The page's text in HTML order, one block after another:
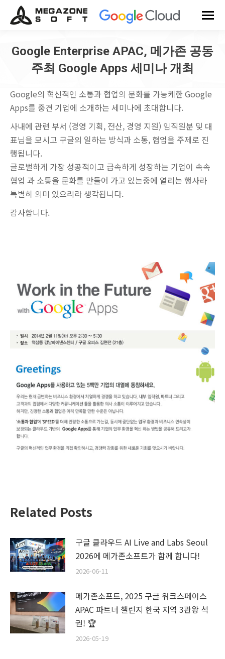
Google Enterprise APAC, 메가존 공동
주최 Google Apps 세미나 개최
Google의 혁신적인 소통과 협업의 문화를 가능케한 Google
Apps를 중견 기업에 소개하는 세미나에 초대합니다.
사내에 관련 부서 (경영 기획, 전산, 경영 지원) 임직원분 및 대
표님을 모시고 구글의 일하는 방식과 소통, 협업을 주제로 진
행됩니다.
글로벌하게 가장 성공적이고 급속하게 성장하는 기업이 속속
협업 과 소통을 문화를 만들어 가고 있는중에 열리는 행사라
특별히 의미 있으리라 생각됩니다.
감사합니다.
Related Posts
구글 클라우드 AI Live and Labs Seoul
2026에 메가존소프트가 함께 합니다!
2026-06-11
메가존소프트, 2025 구글 워크스페이스
APAC 파트너 챌린지 한국 지역 3관왕 석
권! 🏆
2026-05-19